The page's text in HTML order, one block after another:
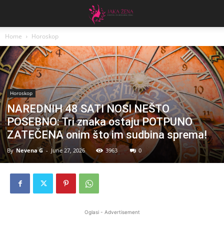
Home Horoskop
Horoskop
NAREDNIH 48 SATI NOSI NEŠTO
POSEBNO: Tri znaka ostaju POTPUNO
ZATEČENA onim što im sudbina sprema!
By Nevena G - June 27, 2026 3963 0
Oglasi - Advertisement